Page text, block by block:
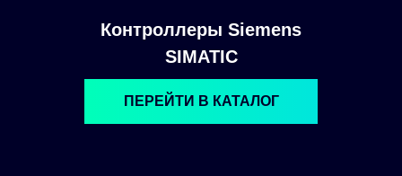
Контроллеры Siemens
SIMATIC
ПЕРЕЙТИ В КАТАЛОГ